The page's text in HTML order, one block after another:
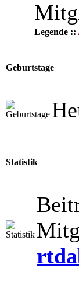
Legende ::
Geburtstage
Statistik